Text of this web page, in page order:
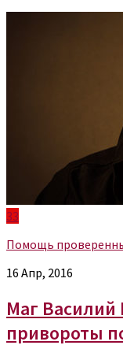
33
Помощь
16 Апр, 2016
Маг Василий
привороты